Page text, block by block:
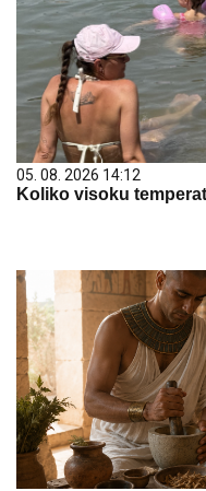
05. 08. 2026 14:12
Koliko visoku